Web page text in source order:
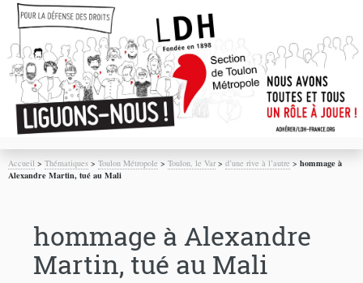
Accueil >Thématiques >Toulon Métropole >Toulon, le Var>d’une rive à l’autre >hommage à
Alexandre Martin, tué au Mali
hommage à Alexandre
Martin, tué au Mali